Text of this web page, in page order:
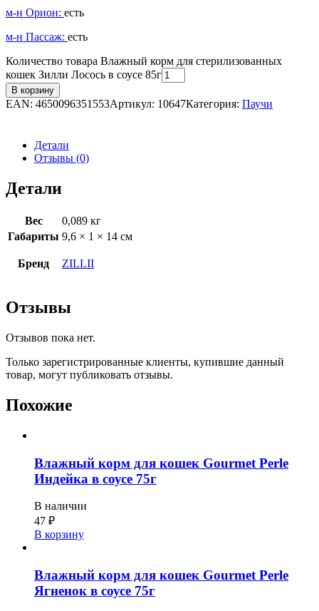
м-н Орион: есть
м-н Пассаж: есть
Количество товара Влажный корм для стерилизованных
кошек Зилли Лосось в соусе 85г
В корзину
EAN: 4650096351553Артикул: 10647Категория: Паучи
Детали
Отзывы (0)
Детали
Вес
0,089 кг
Габариты 9,6 × 1 × 14 см
Бренд ZILLII
Отзывы
Отзывов пока нет.
Только зарегистрированные клиенты, купившие данный
товар, могут публиковать отзывы.
Похожие
Влажный корм для кошек Gourmet Perle
Индейка в соусе 75г
В наличии
47 ₽
В корзину
Влажный корм для кошек Gourmet Perle
Ягненок в соусе 75г